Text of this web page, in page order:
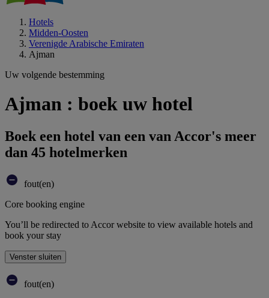
Hotels
Midden-Oosten
Verenigde Arabische Emiraten
Ajman
Uw volgende bestemming
Ajman : boek uw hotel
Boek een hotel van een van Accor's meer
dan 45 hotelmerken
fout(en)
Core booking engine
You’ll be redirected to Accor website to view available hotels and
book your stay
Venster sluiten
fout(en)